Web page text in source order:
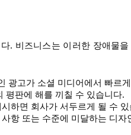
. 비즈니스는 이러한 장애물
광고가 소셜 미디어에서 빠르
평판에 해를 끼칠 수 있습니다.
하면 회사가 서두르게 될 수
항 또는 수준에 미달하는 디자